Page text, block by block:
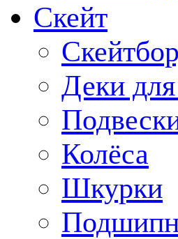
Скейт
Деки
Колёса
Шкурки